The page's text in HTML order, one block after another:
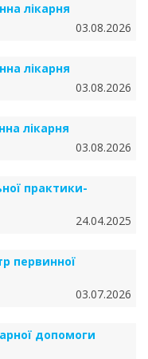
лікарня
03.08.2026
лікарня
03.08.2026
лікарня
03.08.2026
практики-
24.04.2025
первинної
03.07.2026
допомоги